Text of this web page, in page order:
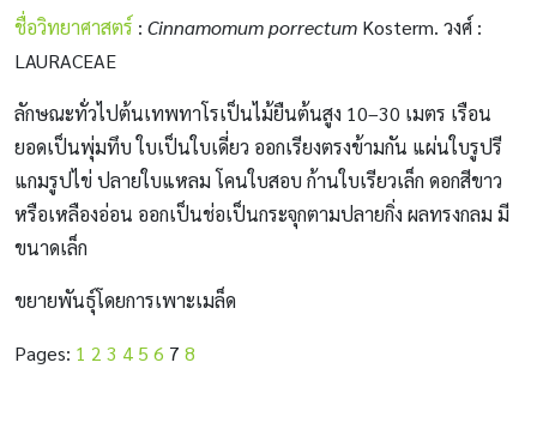
ชื่อวิทยาศาสตร์ : Cinnamomum porrectum Kosterm. วงศ์ :
LAURACEAE
ลักษณะทั่วไปต้นเทพทาโรเป็นไม้ยืนต้นสูง 10–30 เมตร เรือน
ยอดเป็นพุ่มทึบ ใบเป็นใบเดี่ยว ออกเรียงตรงข้ามกัน แผ่นใบรูปรี
แกมรูปไข่ ปลายใบแหลม โคนใบสอบ ก้านใบเรียวเล็ก ดอกสีขาว
หรือเหลืองอ่อน ออกเป็นช่อเป็นกระจุกตามปลายกิ่ง ผลทรงกลม มี
ขนาดเล็ก
ขยายพันธุ์โดยการเพาะเมล็ด
Pages: 1 2 3 4 5 6 7 8